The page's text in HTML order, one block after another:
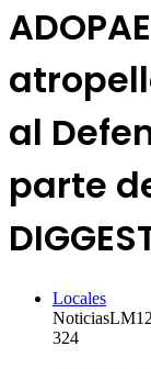
al
parte
Locales
NoticiasLM
324